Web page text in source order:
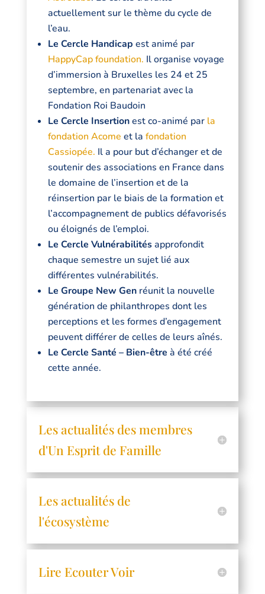
actuellement sur le thème du cycle de
l’eau.
Le Cercle Handicap est animé par
HappyCap foundation. Il organise voyage
d’immersion à Bruxelles les 24 et 25
septembre, en partenariat avec la
Fondation Roi Baudoin
Le Cercle Insertionest co-animé par la
fondation Acome et la fondation
Cassiopée. Il a pour but d’échanger et de
soutenir des associations en France dans
le domaine de l’insertion et de la
réinsertion par le biais de la formation et
l’accompagnement de publics défavorisés
ou éloignés de l’emploi.
Le Cercle Vulnérabilitésapprofondit
chaque semestre un sujet lié aux
différentes vulnérabilités.
Le Groupe New Gen réunit la nouvelle
génération de philanthropes dont les
perceptions et les formes d’engagement
peuvent différer de celles de leurs aînés.
Le Cercle Santé – Bien-être à été créé
cette année.
Les actualités des membres
d'Un Esprit de Famille
Les actualités de
l'écosystème
Lire Ecouter Voir